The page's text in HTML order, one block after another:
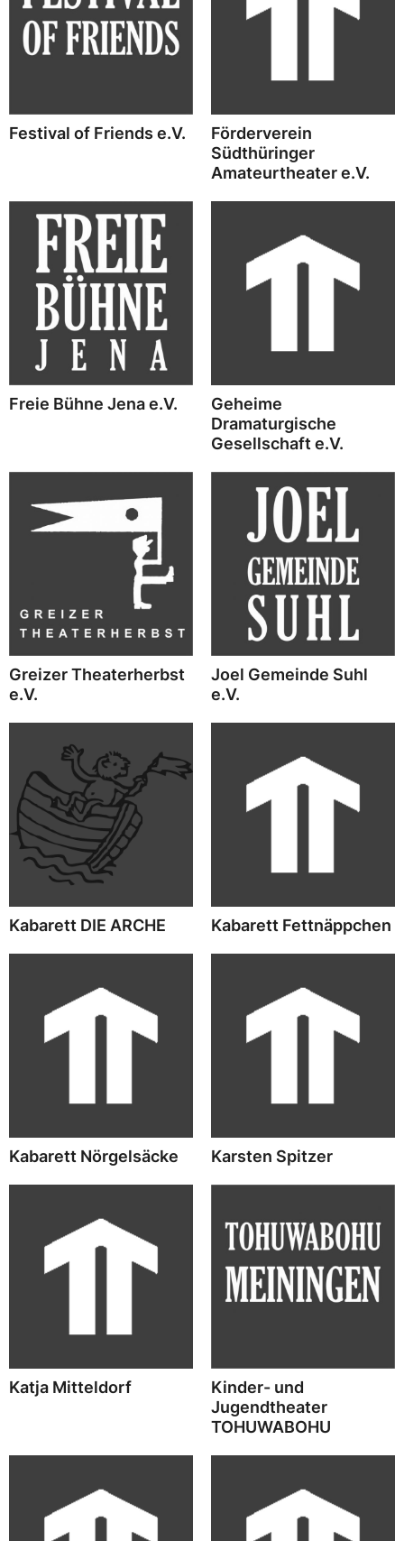
Festival of Friends e.V.
Förderverein
Südthüringer
Amateurtheater e.V.
Freie Bühne Jena e.V.
Geheime
Dramaturgische
Gesellschaft e.V.
Greizer Theaterherbst
e.V.
Joel Gemeinde Suhl
e.V.
Kabarett DIE ARCHE Kabarett Fettnäppchen
Kabarett Nörgelsäcke Karsten Spitzer
Katja Mitteldorf
Kinder- und
Jugendtheater
TOHUWABOHU